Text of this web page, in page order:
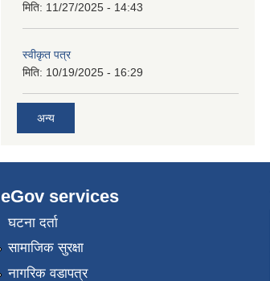
मिति: 11/27/2025 - 14:43
स्वीकृत पत्र
मिति: 10/19/2025 - 16:29
अन्य
eGov services
घटना दर्ता
सामाजिक सुरक्षा
नागरिक वडापत्र